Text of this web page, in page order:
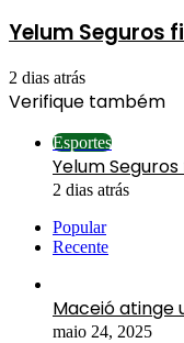
Yelum Seguros
2 dias atrás
Verifique também
Esportes
Yelum
2 dias atrás
Popular
Recente
Maceió atinge
maio 24, 2025